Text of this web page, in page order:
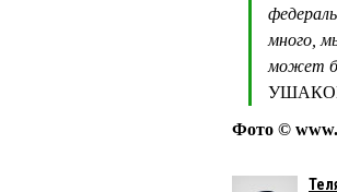
много,
может
Фото ©